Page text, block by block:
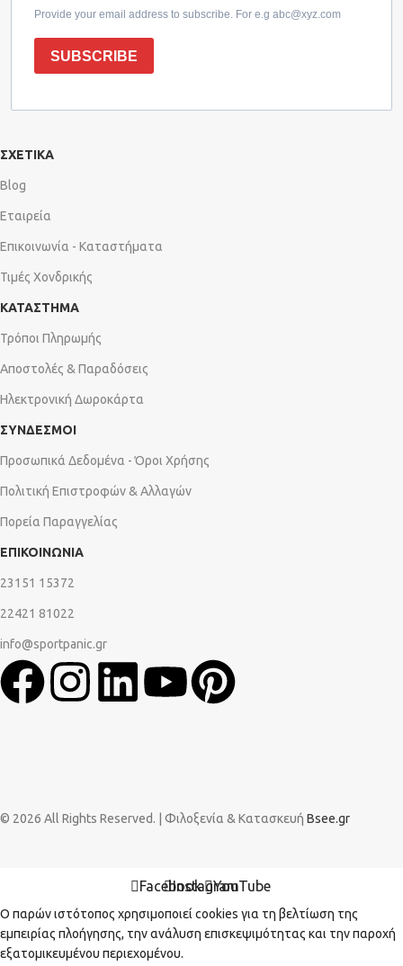
Provide your email address to subscribe. For e.g abc@xyz.com
SUBSCRIBE
ΣΧΕΤΙΚΑ
Blog
Εταιρεία
Επικοινωνία - Καταστήματα
Τιμές Χονδρικής
ΚΑΤΑΣΤΗΜΑ
Τρόποι Πληρωμής
Αποστολές & Παραδόσεις
Ηλεκτρονική Δωροκάρτα
ΣΥΝΔΕΣΜΟΙ
Προσωπικά Δεδομένα - Όροι Χρήσης
Πολιτική Επιστροφών & Αλλαγών
Πορεία Παραγγελίας
ΕΠΙΚΟΙΝΩΝΙΑ
23151 15372
22421 81022
info@sportpanic.gr
© 2026 All Rights Reserved. | Φιλοξενία & Κατασκευή Bsee.gr
FacebookInstagramYouTube
Ο παρών ιστότοπος χρησιμοποιεί cookies για τη βελτίωση της
εμπειρίας πλοήγησης, την ανάλυση επισκεψιμότητας και την παροχή
εξατομικευμένου περιεχομένου.